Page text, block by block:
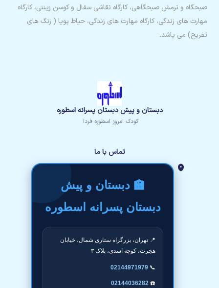
صبحگاه و نرمش صبحگاهی، کارگاه نقاشی سفال و کوسن زینتی، کارگاه
مهارت های زندگی، کارگاه مهارت های زندگی، حیاط پویا ( زنگ های
تفریح) می یاشد.
دبستان و پیش دبستان پسرانه اسطوره
کودک امروز اسطوره فردا
تماس با ما
🏫 دبستان و پیش
دبستان پسرانه اسطوره
📍 تهران، بزرگراه ستاری شمال، خیابان
هجرت، کوچه اسدی، پلاک ۳
📞
02144971979
☎️
02144036282